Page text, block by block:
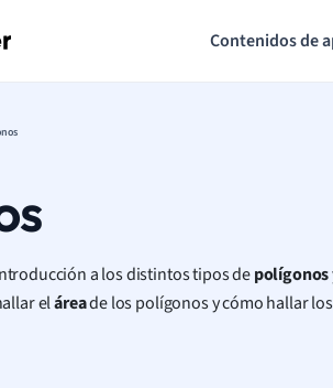
Contenidos de
a los distintos tipos depolígonos
eláreade los polígonos y cómo hallar los